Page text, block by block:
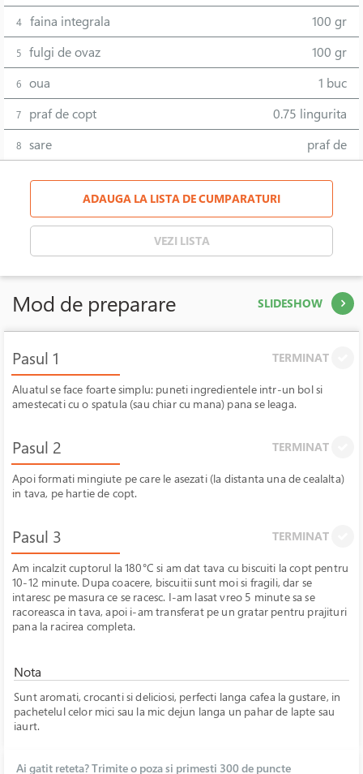
4 faina integrala 100 gr
5 fulgi de ovaz 100 gr
6 oua 1 buc
7 praf de copt 0.75 lingurita
8 sare praf de
ADAUGA LA LISTA DE CUMPARATURI
VEZI LISTA
Mod de preparare SLIDESHOW
Pasul 1 TERMINAT
Aluatul se face foarte simplu: puneti ingredientele intr-un bol si
amestecati cu o spatula (sau chiar cu mana) pana se leaga.
Pasul 2 TERMINAT
Apoi formati mingiute pe care le asezati (la distanta una de cealalta)
in tava, pe hartie de copt.
Pasul 3 TERMINAT
Am incalzit cuptorul la 180°C si am dat tava cu biscuiti la copt pentru
10-12 minute. Dupa coacere, biscuitii sunt moi si fragili, dar se
intaresc pe masura ce se racesc. I-am lasat vreo 5 minute sa se
racoreasca in tava, apoi i-am transferat pe un gratar pentru prajituri
pana la racirea completa.
Nota
Sunt aromati, crocanti si deliciosi, perfecti langa cafea la gustare, in
pachetelul celor mici sau la mic dejun langa un pahar de lapte sau
iaurt.
Ai gatit reteta? Trimite o poza si primesti 300 de puncte